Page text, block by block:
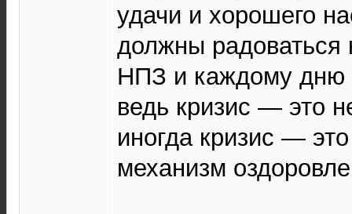
удачи и хорошего
должны
НПЗ и каждому
ведь кризис — это
иногда кризис —
механизм